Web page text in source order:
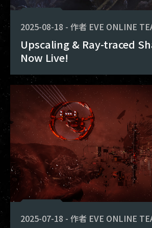
2025-08-18 - 作者 EVE ONLINE
Upscaling & Ray-traced
Now Live!
2025-07-18 - 作者 EVE ONLINE